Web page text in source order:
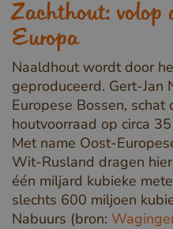
Zachthout: volop
Europa
Naaldhout wordt door
geproduceerd. Gert-Jan
Europese Bossen,
houtvoorraad op circa
Met name Oost-
Wit-Rusland dragen
één miljard kubieke
slechts 600 miljoen
Nabuurs (bron: